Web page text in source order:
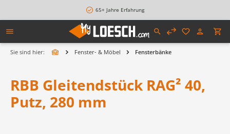
65+ Jahre Erfahrung
Sie sind hier: Fenster- & Möbel Fensterbänke
RBB Gleitendstück RAG² 40,
Putz, 280 mm